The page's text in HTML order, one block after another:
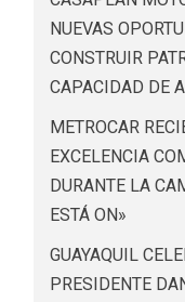
NUEVAS
CONSTRUIR
CAPACIDAD DE
METROCAR
EXCELENCIA
DURANTE LA
ESTÁ ON»
GUAYAQUIL
PRESIDENTE